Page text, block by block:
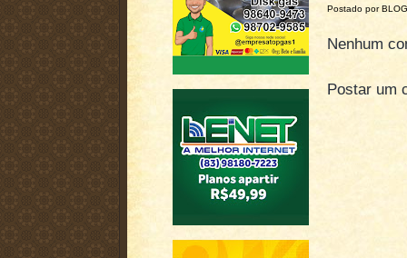
Postado por
Nenhum
Postar um